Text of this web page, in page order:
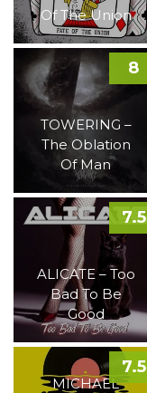
Of The Union
TOWERING –
The Oblation
Of Man
8
ALICATE – Too
Bad To Be
Good
7.5
MICHAEL
7.5